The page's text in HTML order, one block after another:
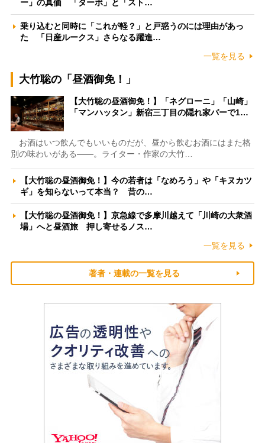
ー」の真価 「ターボ」と「スト…
乗り込むと同時に「これが軽？」と戸惑うのには理由があっ
た 「日産ルークス」さらなる躍進…
一覧を見る
大竹聡の「昼酒御免！」
【大竹聡の昼酒御免！】「ネグローニ」「山崎」
「マンハッタン」新宿三丁目の隠れ家バーで1…
お酒はいつ飲んでもいいものだが、昼から飲むお酒にはまた格
別の味わいがある――。ライター・作家の大竹…
【大竹聡の昼酒御免！】今の若者は「なめろう」や「キヌカツ
ギ」を知らないって本当？ 昔の…
【大竹聡の昼酒御免！】京急線で多摩川越えて「川崎の大衆酒
場」へと昼酒旅 押し寄せるノス…
一覧を見る
著者・連載の一覧を見る